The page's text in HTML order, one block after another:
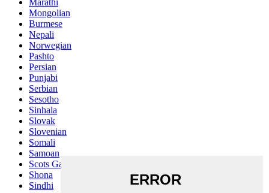
Marathi
Mongolian
Burmese
Nepali
Norwegian
Pashto
Persian
Punjabi
Serbian
Sesotho
Sinhala
Slovak
Slovenian
Somali
Samoan
Scots Gaelic
Shona
Sindhi